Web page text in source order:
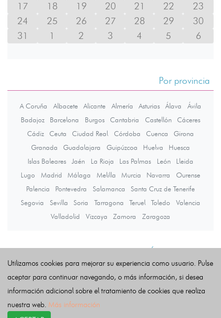
17
18 19 20 21 22
23
24
25 26 27 28 29
30
31
1 2 3 4 5 6
Por provincia
A Coruña Albacete Alicante Almería Asturias Álava
Ávila
Badajoz
Barcelona Burgos Cantabria Castellón
Cáceres
Cádiz
Ceuta Ciudad Real Córdoba Cuenca
Girona
Granada
Guadalajara Guipúzcoa Huelva
Huesca
Islas Baleares
Jaén La Rioja Las Palmas León
Lleida
Lugo
Madrid Málaga Melilla Murcia Navarra
Ourense
Palencia
Pontevedra Salamanca
Santa Cruz de Tenerife
Segovia
Sevilla Soria Tarragona Teruel Toledo
Valencia
Valladolid
Vizcaya Zamora Zaragoza
Utilizamos cookies para mejorar su experiencia como usuario. Pulse
aceptar para continuar navegando, o más información, si desea
información adicional sobre el tratamiento de cookies que realiza
nuestra web. Más información